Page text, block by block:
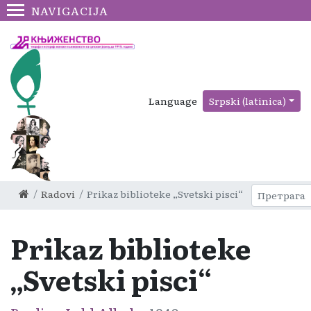
NAVIGACIJA
Language Srpski (latinica)
Radovi Prikaz biblioteke „Svetski pisci“
Prikaz biblioteke
„Svetski pisci“